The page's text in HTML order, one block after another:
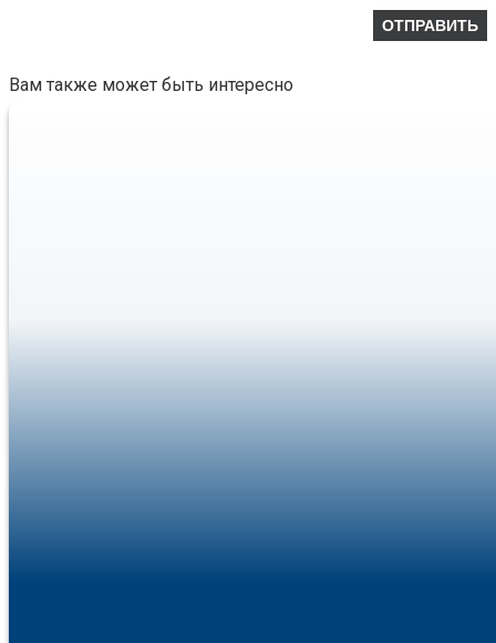
Вам также может быть интересно